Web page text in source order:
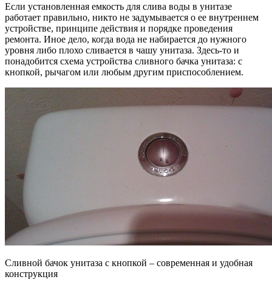
Если установленная емкость для слива воды в унитазе
работает правильно, никто не задумывается о ее внутреннем
устройстве, принципе действия и порядке проведения
ремонта. Иное дело, когда вода не набирается до нужного
уровня либо плохо сливается в чашу унитаза. Здесь-то и
понадобится схема устройства сливного бачка унитаза: с
кнопкой, рычагом или любым другим приспособлением.
Сливной бачок унитаза с кнопкой – современная и удобная
конструкция